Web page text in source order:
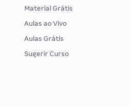
Material Grátis
Aulas ao Vivo
Aulas Grátis
Sugerir Curso